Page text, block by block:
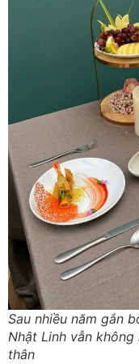
Sau nhiều năm gắn
Nhật Linh vẫn
thân